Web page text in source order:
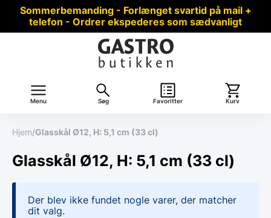
Sommerbemanding - Forlænget svartid på mail +
telefon - Ordrer ekspederes som sædvanligt
Menu Søg Favoritter Kurv
Hjem/Glasskål Ø12, H: 5,1 cm (33 cl)
Glasskål Ø12, H: 5,1 cm (33 cl)
Der blev ikke fundet nogle varer, der matcher
dit valg.